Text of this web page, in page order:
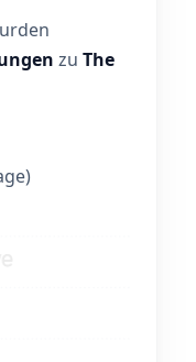
zu The